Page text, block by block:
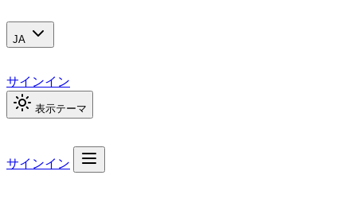
JA
サインイン
表示テーマ
サインイン